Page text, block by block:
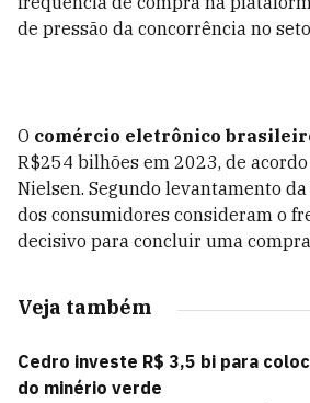
de pressão da concorrência no
O comércio eletrônico
R$254 bilhões em 2023, de
Nielsen. Segundo levantamento
dos consumidores consideram o
decisivo para concluir uma
Veja também
Cedro investe R$ 3,5 bi para
do minério verde